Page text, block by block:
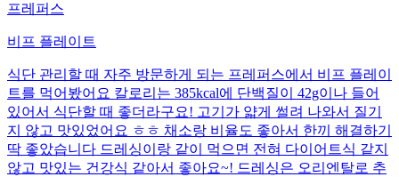
프레퍼스
비프 플레이트
식단 관리할 때 자주 방문하게 되는 프레퍼스에서 비프 플레이
트를 먹어봤어요 칼로리는 385kcal에 단백질이 42g이나 들어
있어서 식단할 때 좋더라구요! 고기가 얇게 썰려 나와서 질기
지 않고 맛있었어요 ㅎㅎ 채소랑 비율도 좋아서 한끼 해결하기
딱 좋았습니다 드레싱이랑 같이 먹으면 전혀 다이어트식 같지
않고 맛있는 건강식 같아서 좋아요~! 드레싱은 오리엔탈로 추